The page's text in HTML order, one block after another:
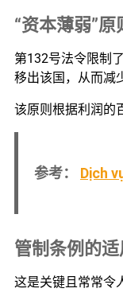
“资本薄弱”原
第132号法令限制
移出该国，从而减
该原则根据利润的
参考： Dịch
管制条例的适
这是关键且常常令